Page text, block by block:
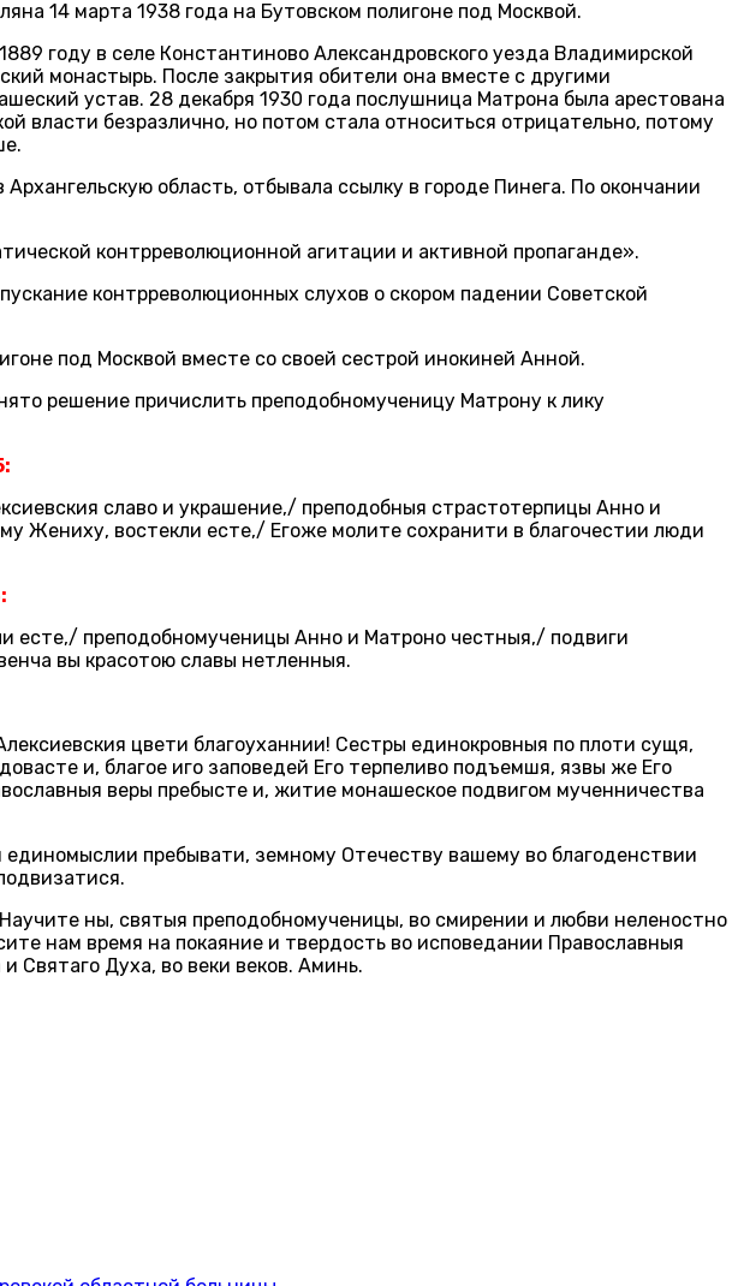
14 марта 1938 года на Бутовском полигоне под Москвой.
году в селе Константиново Александровского уезда Владимирской
монастырь. После закрытия обители она вместе с другими
устав. 28 декабря 1930 года послушница Матрона была арестована
власти безразлично, но потом стала относиться отрицательно, потому
область, отбывала ссылку в городе Пинега. По окончании
контрреволюционной агитации и активной пропаганде».
контрреволюционных слухов о скором падении Советской
под Москвой вместе со своей сестрой инокиней Анной.
решение причислить преподобномученицу Матрону к лику
славо и украшение,/ преподобныя страстотерпицы Анно и
Жениху, востекли есте,/ Егоже молите сохранити в благочестии люди
есте,/ преподобномученицы Анно и Матроно честныя,/ подвиги
вы красотою славы нетленныя.
цвети благоуханнии! Сестры единокровныя по плоти сущя,
и, благое иго заповедей Его терпеливо подъемшя, язвы же Его
веры пребысте и, житие монашеское подвигом мученничества
пребывати, земному Отечеству вашему во благоденствии
ны, святыя преподобномученицы, во смирении и любви неленостно
нам время на покаяние и твердость во исповедании Православныя
Духа, во веки веков. Аминь.